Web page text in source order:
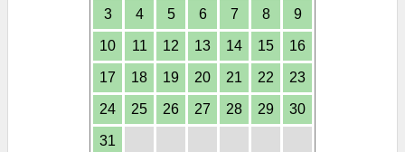
3 4 5 6 7 8 9
10 11 12 13 14 15 16
17 18 19 20 21 22 23
24 25 26 27 28 29 30
31